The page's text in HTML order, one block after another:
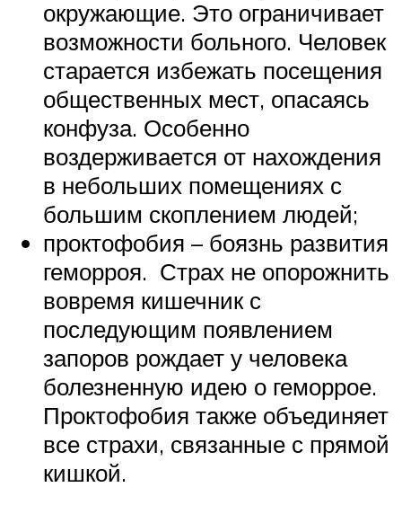
окружающие. Это ограничивает
возможности больного. Человек
старается избежать посещения
общественных мест, опасаясь
конфуза. Особенно
воздерживается от нахождения
в небольших помещениях с
большим скоплением людей;
проктофобия – боязнь развития
геморроя. Страх не опорожнить
вовремя кишечник с
последующим появлением
запоров рождает у человека
болезненную идею о геморрое.
Проктофобия также объединяет
все страхи, связанные с прямой
кишкой.